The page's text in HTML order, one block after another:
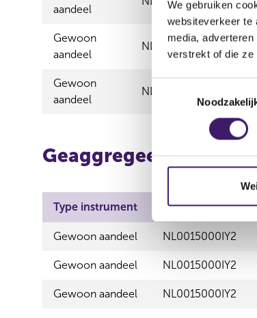
We gebruiken
websiteverkeer te
media,
verstrekt of die ze
T
t
i
aandeel
Gewoon
aandeel
NL0015000IY2
Gewoon
aandeel
NL0015000IY2
Geaggregeerde
Type instrument ISIN
Gewoon aandeel NL0015000IY2
Gewoon aandeel NL0015000IY2
Gewoon aandeel NL0015000IY2